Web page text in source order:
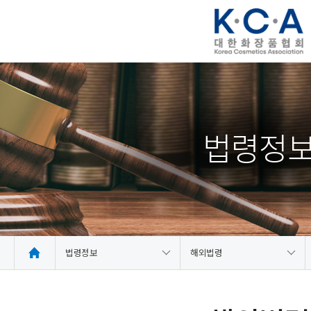
법령정
법령정보 해외법령